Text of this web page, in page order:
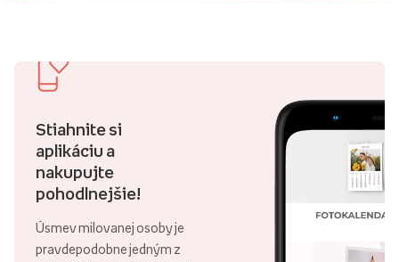
Stiahnite si
aplikáciu a
nakupujte
pohodlnejšie!
Úsmev milovanej osoby je
pravdepodobne jedným z